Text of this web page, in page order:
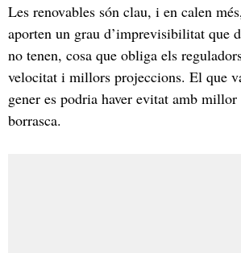
Les renovables són clau, i en calen
aporten un grau d’imprevisibilitat que
no tenen, cosa que obliga els
velocitat i millors projeccions. El que
gener es podria haver evitat amb
borrasca.